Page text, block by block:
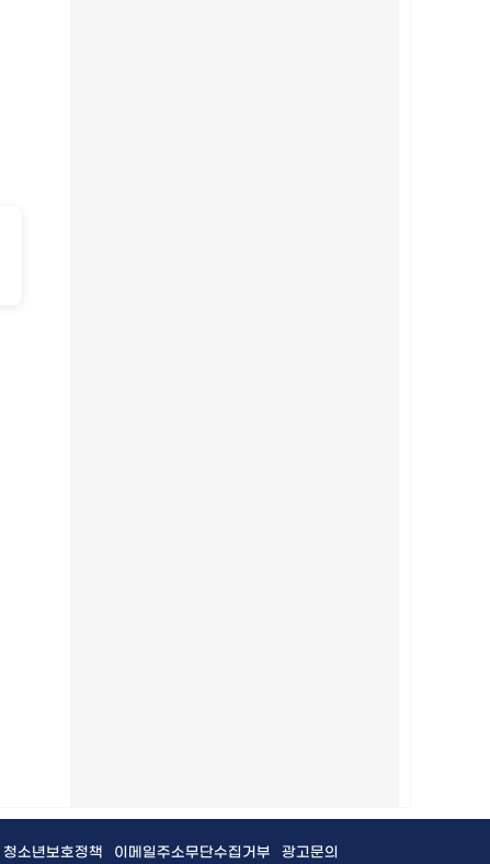
청소년보호정책 이메일주소무단수집거부 광고문의